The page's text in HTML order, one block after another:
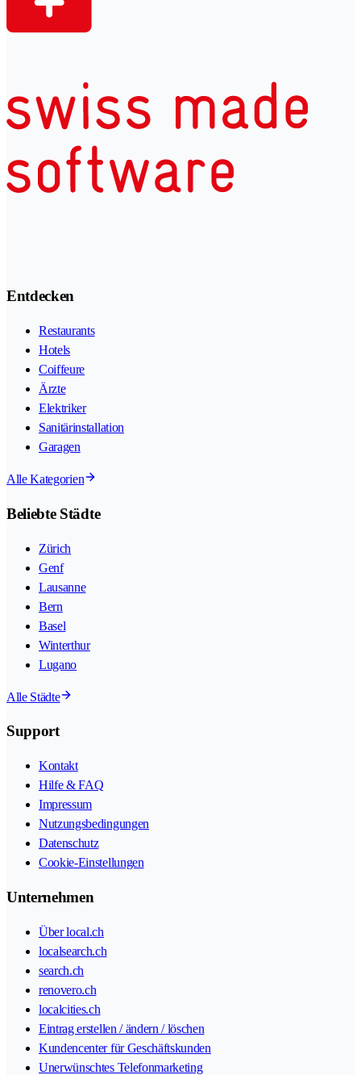
Entdecken
Restaurants
Hotels
Coiffeure
Ärzte
Elektriker
Sanitärinstallation
Garagen
Alle Kategorien
Beliebte Städte
Zürich
Genf
Lausanne
Bern
Basel
Winterthur
Lugano
Alle Städte
Support
Kontakt
Hilfe & FAQ
Impressum
Nutzungsbedingungen
Datenschutz
Cookie-Einstellungen
Unternehmen
Über local.ch
localsearch.ch
search.ch
renovero.ch
localcities.ch
Eintrag erstellen / ändern / löschen
Kundencenter für Geschäftskunden
Unerwünschtes Telefonmarketing